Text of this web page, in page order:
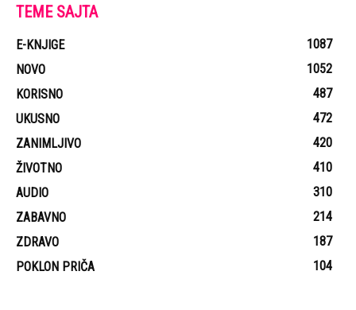
TEME SAJTA
E-KNJIGE
1087
NOVO
1052
KORISNO
487
UKUSNO
472
ZANIMLJIVO
420
ŽIVOTNO
410
AUDIO
310
ZABAVNO
214
ZDRAVO
187
POKLON PRIČA
104